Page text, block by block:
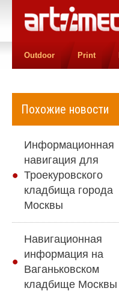
Outdoor Print
Похожие новости
Информационная
навигация для
Троекуровского
кладбища города
Москвы
Навигационная
информация на
Ваганьковском
кладбище Москвы